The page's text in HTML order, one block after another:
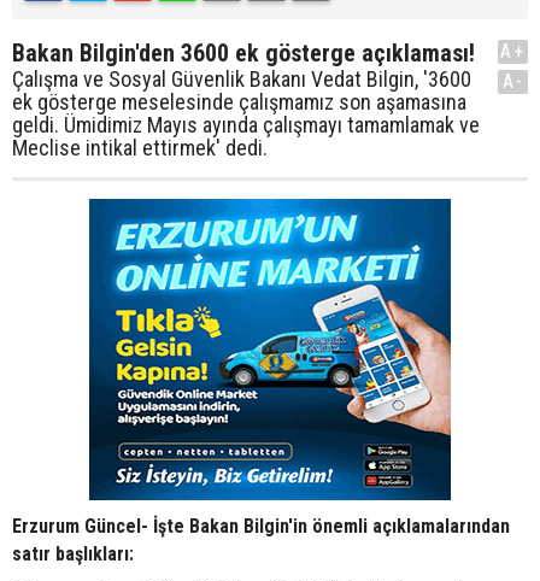
Bakan Bilgin'den 3600 ek gösterge açıklaması!
Çalışma ve Sosyal Güvenlik Bakanı Vedat Bilgin, '3600
ek gösterge meselesinde çalışmamız son aşamasına
geldi. Ümidimiz Mayıs ayında çalışmayı tamamlamak ve
Meclise intikal ettirmek' dedi.
A+
A-
Erzurum Güncel- İşte Bakan Bilgin'in önemli açıklamalarından
satır başlıkları: